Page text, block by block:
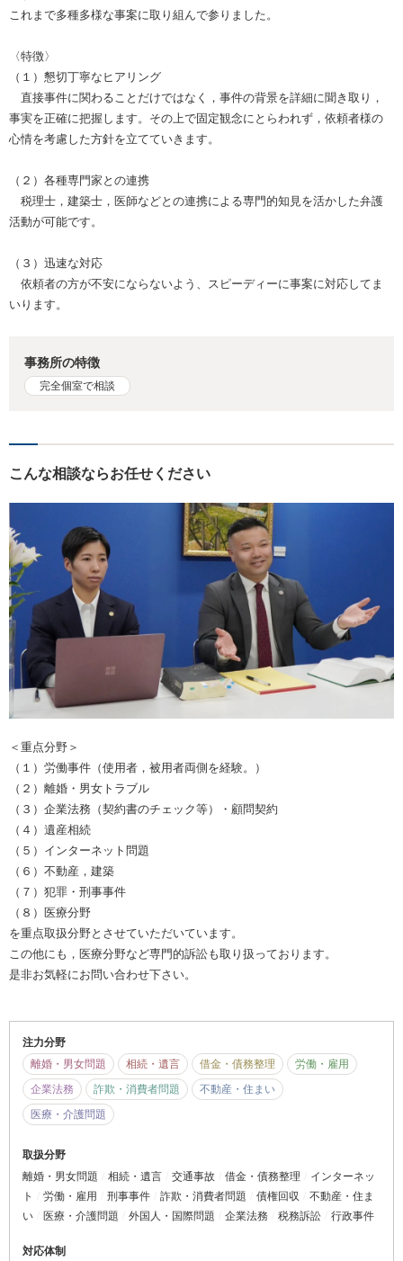
これまで多種多様な事案に取り組んで参りました。
〈特徴〉
（１）懇切丁寧なヒアリング
直接事件に関わることだけではなく，事件の背景を詳細に聞き取り，
事実を正確に把握します。その上で固定観念にとらわれず，依頼者様の
心情を考慮した方針を立てていきます。
（２）各種専門家との連携
税理士，建築士，医師などとの連携による専門的知見を活かした弁護
活動が可能です。
（３）迅速な対応
依頼者の方が不安にならないよう、スピーディーに事案に対応してま
いります。
事務所の特徴
完全個室で相談
こんな相談ならお任せください
＜重点分野＞
（１）労働事件（使用者，被用者両側を経験。）
（２）離婚・男女トラブル
（３）企業法務（契約書のチェック等）・顧問契約
（４）遺産相続
（５）インターネット問題
（６）不動産，建築
（７）犯罪・刑事事件
（８）医療分野
を重点取扱分野とさせていただいています。
この他にも，医療分野など専門的訴訟も取り扱っております。
是非お気軽にお問い合わせ下さい。
注力分野
離婚・男女問題
相続・遺言 借金・債務整理
労働・雇用
企業法務
詐欺・消費者問題
不動産・住まい
医療・介護問題
取扱分野
離婚・男女問題
相続・遺言 交通事故 借金・債務整理
インターネッ
ト
労働・雇用 刑事事件 詐欺・消費者問題 債権回収
不動産・住ま
い
医療・介護問題 外国人・国際問題 企業法務 税務訴訟 行政事件
対応体制